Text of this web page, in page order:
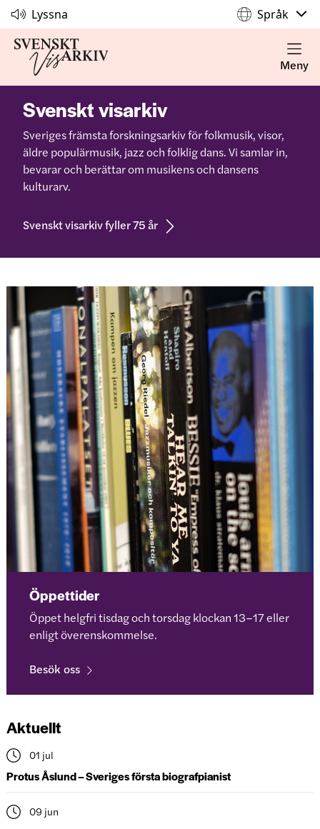
Lyssna Språk
Meny
Svenskt visarkiv
Sveriges främsta forskningsarkiv för folkmusik, visor,
äldre populärmusik, jazz och folklig dans. Vi samlar in,
bevarar och berättar om musikens och dansens
kulturarv.
Svenskt visarkiv fyller 75 år
Öppettider
Öppet helgfri tisdag och torsdag klockan 13–17 eller
enligt överenskommelse.
Besök oss
Aktuellt
Protus Åslund – Sveriges första biografpianist
01 jul
09 jun